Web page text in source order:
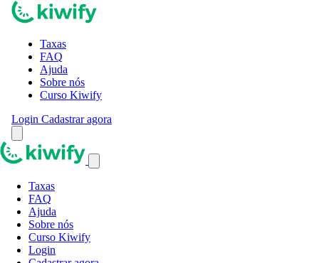
Taxas
FAQ
Ajuda
Sobre nós
Curso Kiwify
Login Cadastrar agora
Taxas
FAQ
Ajuda
Sobre nós
Curso Kiwify
Login